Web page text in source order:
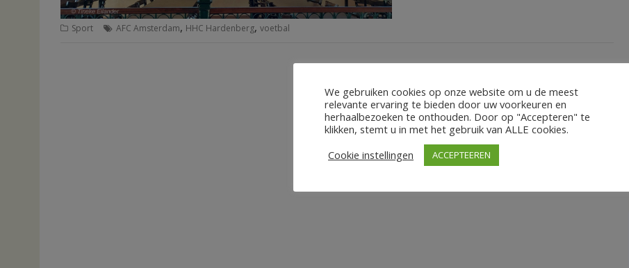
Sport AFC Amsterdam, HHC Hardenberg, voetbal
We gebruiken cookies op onze website om u de meest
relevante ervaring te bieden door uw voorkeuren en
herhaalbezoeken te onthouden. Door op "Accepteren" te
klikken, stemt u in met het gebruik van ALLE cookies.
Cookie instellingen
ACCEPTEEREN